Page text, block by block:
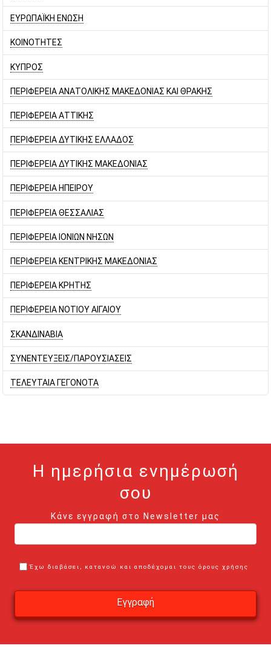
ΕΥΡΩΠΑΪΚΗ ΕΝΩΣΗ
ΚΟΙΝΟΤΗΤΕΣ
ΚΥΠΡΟΣ
ΠΕΡΙΦΕΡΕΙΑ ΑΝΑΤΟΛΙΚΗΣ ΜΑΚΕΔΟΝΙΑΣ ΚΑΙ ΘΡΑΚΗΣ
ΠΕΡΙΦΕΡΕΙΑ ΑΤΤΙΚΗΣ
ΠΕΡΙΦΕΡΕΙΑ ΔΥΤΙΚΗΣ ΕΛΛΑΔΟΣ
ΠΕΡΙΦΕΡΕΙΑ ΔΥΤΙΚΗΣ ΜΑΚΕΔΟΝΙΑΣ
ΠΕΡΙΦΕΡΕΙΑ ΗΠΕΙΡΟΥ
ΠΕΡΙΦΕΡΕΙΑ ΘΕΣΣΑΛΙΑΣ
ΠΕΡΙΦΕΡΕΙΑ ΙΟΝΙΩΝ ΝΗΣΩΝ
ΠΕΡΙΦΕΡΕΙΑ ΚΕΝΤΡΙΚΗΣ ΜΑΚΕΔΟΝΙΑΣ
ΠΕΡΙΦΕΡΕΙΑ ΚΡΗΤΗΣ
ΠΕΡΙΦΕΡΕΙΑ ΝΟΤΙΟΥ ΑΙΓΑΙΟΥ
ΣΚΑΝΔΙΝΑΒΙΑ
ΣΥΝΕΝΤΕΥΞΕΙΣ/ΠΑΡΟΥΣΙΑΣΕΙΣ
ΤΕΛΕΥΤΑΙΑ ΓΕΓΟΝΟΤΑ
Η ημερήσια ενημέρωσή
σου
Κάνε εγγραφή στο Newsletter μας
Έχω διαβάσει, κατανοώ και αποδέχομαι τους όρους χρήσης